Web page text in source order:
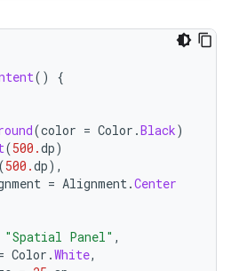
()
{
(color = Color .Black)
(500.dp)
(500.dp),
= Alignment.Center
"Spatial Panel" ,
Color .White,